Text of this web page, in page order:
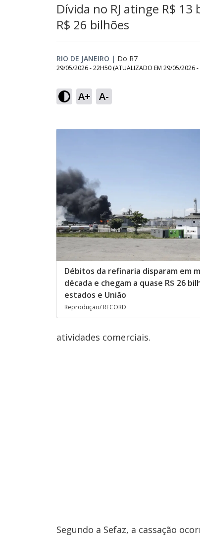
Dívida no RJ atinge R$
R$ 26 bilhões
RIO DE JANEIRO | Do R7
29/05/2026 - 22H50 (ATUALIZADO EM 29/05/2026 -
A+ A-
Débitos da refinaria disparam em
década e chegam a quase R$ 26
estados e União
Reprodução/ RECORD
atividades comerciais.
Segundo a Sefaz, a cassação